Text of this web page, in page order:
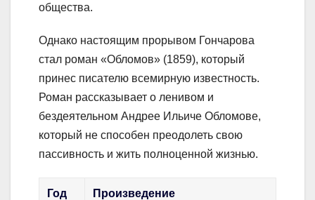
общества.
Однако настоящим прорывом Гончарова
стал роман «Обломов» (1859), который
принес писателю всемирную известность.
Роман рассказывает о ленивом и
бездеятельном Андрее Ильиче Обломове,
который не способен преодолеть свою
пассивность и жить полноценной жизнью.
Год Произведение